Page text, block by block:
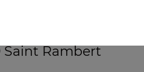
Saint Rambert